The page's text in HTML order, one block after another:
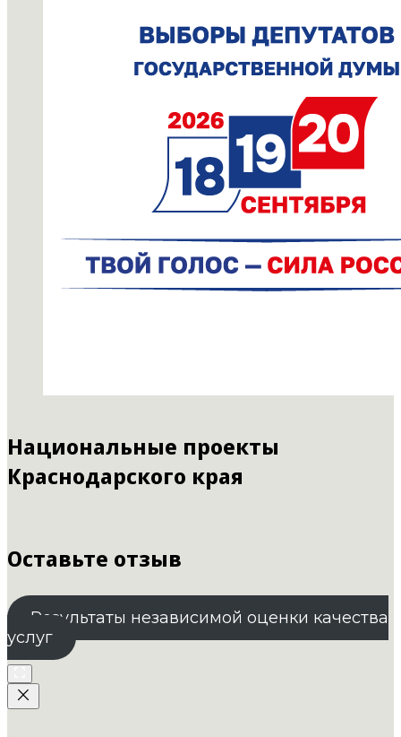
Национальные проекты
Краснодарского края
Оставьте отзыв
Результаты независимой оценки качества
услуг